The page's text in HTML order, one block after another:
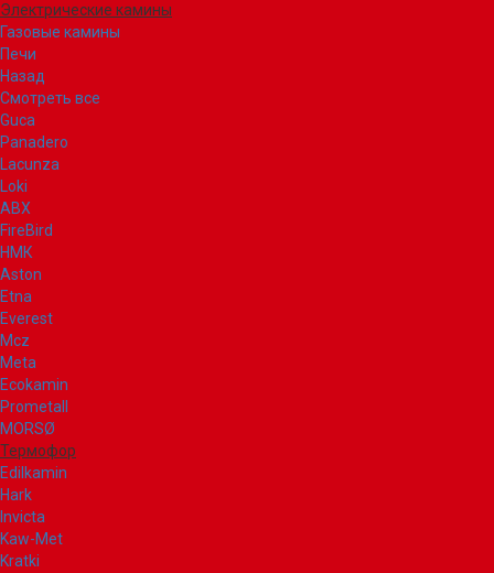
Электрические камины
Газовые камины
Печи
Назад
Смотреть все
Guca
Panadero
Lacunza
Loki
ABX
FireBird
НМК
Aston
Etna
Everest
Mcz
Meta
Ecokamin
Prometall
MORSØ
Термофор
Edilkamin
Hark
Invicta
Kaw-Met
Kratki